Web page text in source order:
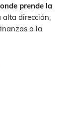
prende la
alta dirección,
o la